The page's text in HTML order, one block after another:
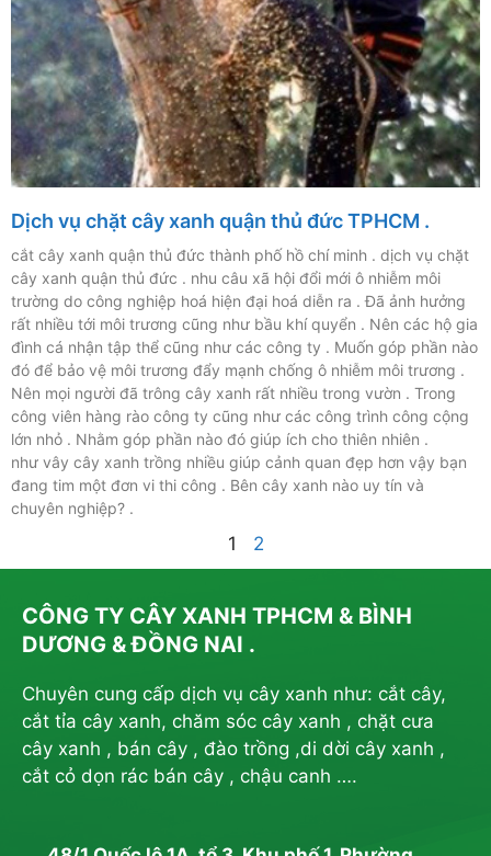
Dịch vụ chặt cây xanh quận thủ đức TPHCM .
cắt cây xanh quận thủ đức thành phố hồ chí minh . dịch vụ chặt
cây xanh quận thủ đức . nhu câu xã hội đổi mới ô nhiễm môi
trường do công nghiệp hoá hiện đại hoá diễn ra . Đã ảnh hưởng
rất nhiều tới môi trương cũng như bầu khí quyển . Nên các hộ gia
đình cá nhận tập thể cũng như các công ty . Muốn góp phần nào
đó để bảo vệ môi trương đẩy mạnh chống ô nhiễm môi trương .
Nên mọi người đã trông cây xanh rất nhiều trong vườn . Trong
công viên hàng rào công ty cũng như các công trình công cộng
lớn nhỏ . Nhằm góp phần nào đó giúp ích cho thiên nhiên .
như vây cây xanh trồng nhiều giúp cảnh quan đẹp hơn vậy bạn
đang tim một đơn vi thi công . Bên cây xanh nào uy tín và
chuyên nghiệp? .
1 2
CÔNG TY CÂY XANH TPHCM & BÌNH
DƯƠNG & ĐỒNG NAI .
Chuyên cung cấp dịch vụ cây xanh như: cắt cây,
cắt tỉa cây xanh, chăm sóc cây xanh , chặt cưa
cây xanh , bán cây , đào trồng ,di dời cây xanh ,
cắt cỏ dọn rác bán cây , chậu canh ….